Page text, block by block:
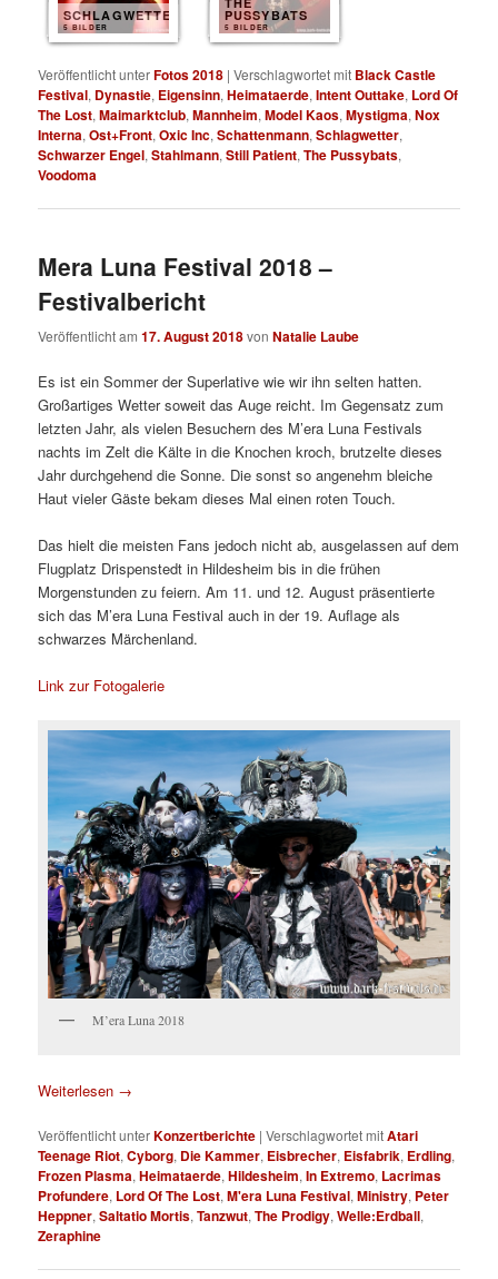
SCHLAGWETTER
5 BILDER
PUSSYBATS
5 BILDER
Veröffentlicht unterFotos 2018 |Verschlagwortet mit Black Castle
Festival, Dynastie, Eigensinn,Heimataerde,Intent Outtake, Lord Of
The Lost,Maimarktclub,Mannheim,Model Kaos,Mystigma,Nox
Interna,Ost+Front,Oxic Inc,Schattenmann,Schlagwetter,
Schwarzer Engel,Stahlmann,Still Patient,The Pussybats,
Voodoma
Mera Luna Festival 2018 –
Festivalbericht
Veröffentlicht am17. August 2018vonNatalie Laube
Es ist ein Sommer der Superlative wie wir ihn selten hatten.
Großartiges Wetter soweit das Auge reicht. Im Gegensatz zum
letzten Jahr, als vielen Besuchern des M’era Luna Festivals
nachts im Zelt die Kälte in die Knochen kroch, brutzelte dieses
Jahr durchgehend die Sonne. Die sonst so angenehm bleiche
Haut vieler Gäste bekam dieses Mal einen roten Touch.
Das hielt die meisten Fans jedoch nicht ab, ausgelassen auf dem
Flugplatz Drispenstedt in Hildesheim bis in die frühen
Morgenstunden zu feiern. Am 11. und 12. August präsentierte
sich das M’era Luna Festival auch in der 19. Auflage als
schwarzes Märchenland.
Link zur Fotogalerie
M’era Luna 2018
Weiterlesen →
Veröffentlicht unterKonzertberichte |Verschlagwortet mitAtari
Teenage Riot,Cyborg, Die Kammer, Eisbrecher, Eisfabrik, Erdling,
Frozen Plasma,Heimataerde,Hildesheim,In Extremo, Lacrimas
Profundere, Lord Of The Lost,M'era Luna Festival,Ministry, Peter
Heppner,Saltatio Mortis,Tanzwut,The Prodigy,Welle:Erdball,
Zeraphine